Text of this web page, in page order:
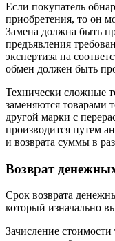
Если покупатель
приобретения, то он
Замена должна быть
предъявления
экспертиза на
обмен должен быть
Технически сложные
заменяются товарами
другой марки с
производится путем
и возврата суммы в
Возврат
Срок возврата
который изначально
Зачисление